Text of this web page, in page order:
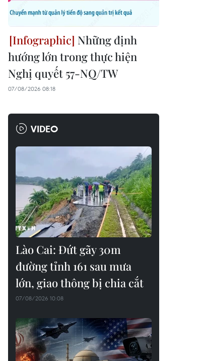
Những định
hướng lớn trong thực hiện
Nghị quyết 57-NQ/TW
07/08/2026 08:18
VIDEO
Lào Cai: Đứt gãy 30m
đường tỉnh 161 sau mưa
lớn, giao thông bị chia cắt
07/08/2026 10:08